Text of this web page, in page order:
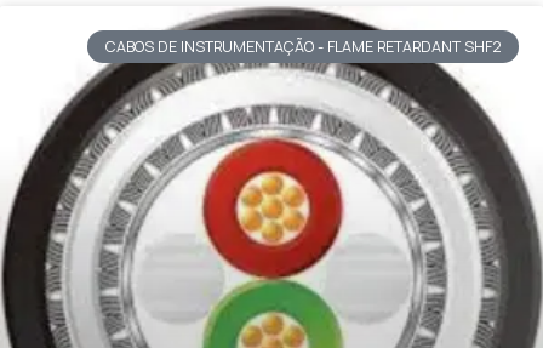
CABOS DE INSTRUMENTAÇÃO - FLAME RETARDANT SHF2